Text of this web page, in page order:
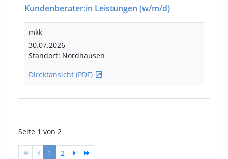
Kundenberater:in Leistungen (w/m/d)
mkk
30.07.2026
Standort: Nordhausen
Direktansicht (PDF)
Seite 1 von 2
1 2